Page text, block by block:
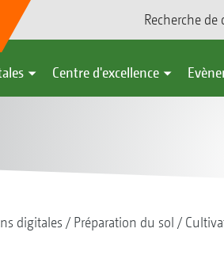
Recherche de
Centre d'excellence
digitales Préparation du sol